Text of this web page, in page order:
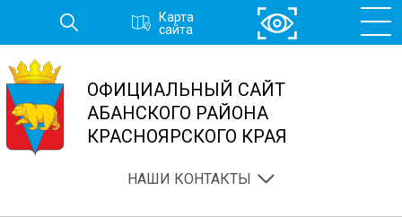
основному
содержанию
Карта
сайта
ОФИЦИАЛЬНЫЙ САЙТ
АБАНСКОГО РАЙОНА
КРАСНОЯРСКОГО КРАЯ
НАШИ КОНТАКТЫ